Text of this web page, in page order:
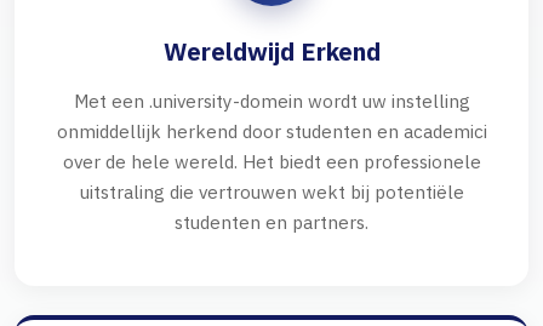
Wereldwijd Erkend
Met een .university-domein wordt uw instelling
onmiddellijk herkend door studenten en academici
over de hele wereld. Het biedt een professionele
uitstraling die vertrouwen wekt bij potentiële
studenten en partners.